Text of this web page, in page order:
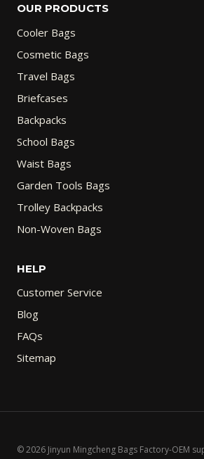
OUR PRODUCTS
Cooler Bags
Cosmetic Bags
Travel Bags
Briefcases
Backpacks
School Bags
Waist Bags
Garden Tools Bags
Trolley Backpacks
Non-Woven Bags
HELP
Customer Service
Blog
FAQs
Sitemap
© 2026 Jinyun Mingcheng Bags Factory-OEM